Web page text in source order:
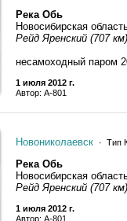
Река Обь
Новосибирская
Рейд Яренский (707 км)
несамоходный паром
1 июля 2012 г.
Автор: A-801
Новониколаевск · Тип
Река Обь
Новосибирская
Рейд Яренский (707 км)
1 июля 2012 г.
Автор: A-801